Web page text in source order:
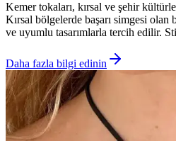
Kemer tokaları, kırsal ve şehir
Kırsal bölgelerde başarı simgesi
ve uyumlu tasarımlarla tercih edilir.
Daha fazla bilgi edinin